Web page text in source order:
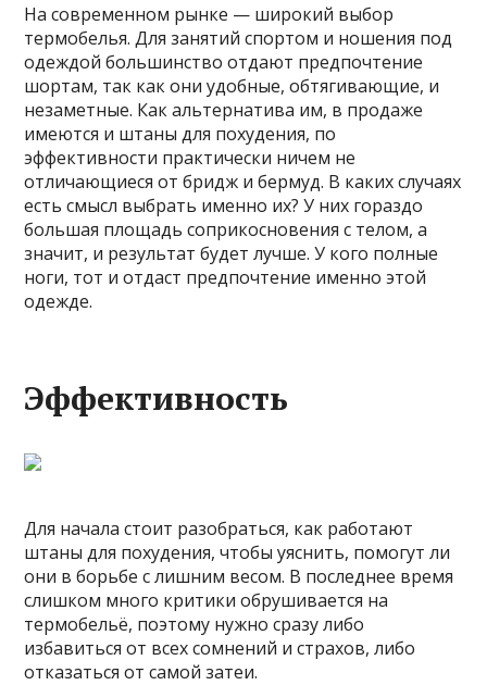
На современном рынке — широкий выбор
термобелья. Для занятий спортом и ношения под
одеждой большинство отдают предпочтение
шортам, так как они удобные, обтягивающие, и
незаметные. Как альтернатива им, в продаже
имеются и штаны для похудения, по
эффективности практически ничем не
отличающиеся от бридж и бермуд. В каких случаях
есть смысл выбрать именно их? У них гораздо
большая площадь соприкосновения с телом, а
значит, и результат будет лучше. У кого полные
ноги, тот и отдаст предпочтение именно этой
одежде.
Эффективность
Для начала стоит разобраться, как работают
штаны для похудения, чтобы уяснить, помогут ли
они в борьбе с лишним весом. В последнее время
слишком много критики обрушивается на
термобельё, поэтому нужно сразу либо
избавиться от всех сомнений и страхов, либо
отказаться от самой затеи.